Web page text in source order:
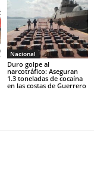
Nacional
Duro golpe al
narcotráfico: Aseguran
1.3 toneladas de cocaína
en las costas de Guerrero